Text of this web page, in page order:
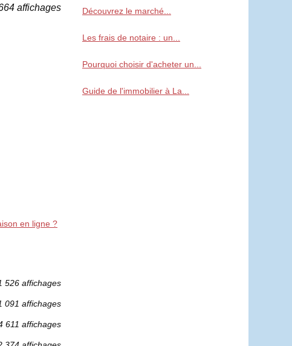
affichages
en ligne ?
526 affichages
091 affichages
611 affichages
Découvrez le marché...
Les frais de notaire : un...
Pourquoi choisir d'acheter un...
Guide de l'immobilier à La...